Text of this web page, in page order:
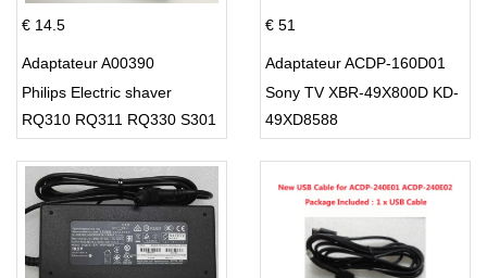
€ 14.5
Adaptateur A00390
Philips Electric shaver
RQ310 RQ311 RQ330 S301
€ 51
Adaptateur ACDP-160D01
Sony TV XBR-49X800D KD-
49XD8588